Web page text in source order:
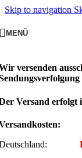
Skip to navigation
MENÜ
versenden
Versand erfolgt